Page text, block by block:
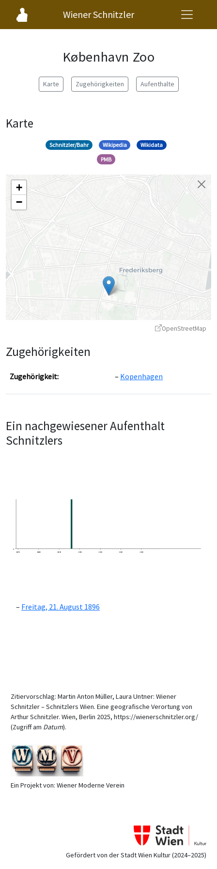
Wiener Schnitzler
København Zoo
Karte Zugehörigkeiten Aufenthalte
Karte
Schnitzler/Bahr Wikipedia
Wikidata
PMB
+
−
OpenStreetMap
Zugehörigkeiten
Zugehörigkeit: Kopenhagen
Ein nachgewiesener Aufenthalt
Schnitzlers
0
1870
1880 1890 1900 1910 1920 1930
Freitag, 21. August 1896
Zitiervorschlag: Martin Anton Müller, Laura Untner: Wiener
Schnitzler – Schnitzlers Wien. Eine geografische Verortung von
Arthur Schnitzler. Wien, Berlin 2025, https://wienerschnitzler.org/
(Zugriff am Datum).
Ein Projekt von: Wiener Moderne Verein
Gefördert von der Stadt Wien Kultur (2024–2025)